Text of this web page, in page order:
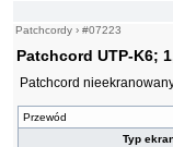
Patchcordy ›#07223
Patchcord UTP-K6;
Patchcord
Przewód
Typ